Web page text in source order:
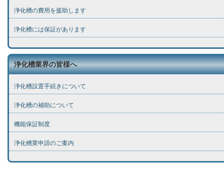
浄化槽の費用を援助します
浄化槽には保証があります
浄化槽業界の皆様へ
浄化槽設置手続きについて
浄化槽の補助について
機能保証制度
浄化槽業申請のご案内